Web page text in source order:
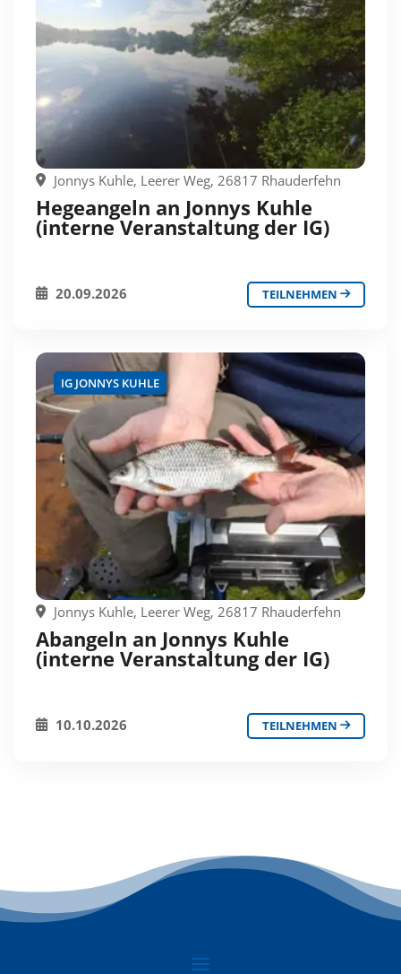
Jonnys Kuhle, Leerer Weg, 26817 Rhauderfehn
Hegeangeln an Jonnys Kuhle
(interne Veranstaltung der IG)
20.09.2026 TEILNEHMEN
IG JONNYS KUHLE
Jonnys Kuhle, Leerer Weg, 26817 Rhauderfehn
Abangeln an Jonnys Kuhle
(interne Veranstaltung der IG)
10.10.2026 TEILNEHMEN